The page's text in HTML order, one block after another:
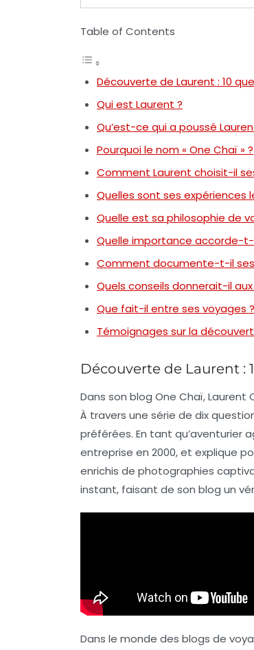
Table of Contents
Découverte de Laurent : 10
Qui est Laurent ?
Qu’est-ce qui a poussé
Pourquoi le nom « One Chaï » ?
Comment Laurent choisit-il
Quelles sont ses expériences
Quelle est sa philosophie de
Quelle importance accorde-t-
Comment documente-t-il
Quels conseils donnerait-il
Que fait-il entre ses voyages ?
Témoignages sur la
Découverte de Laurent :
Dans son blog One Chaï, Laurent
À travers une série de dix
préférées. En tant qu’aventurier
entreprise en 2000, et explique
enrichis de photographies
instant, faisant de son blog un
Dans le monde des blogs de